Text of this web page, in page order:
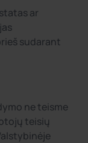
ar
sudarant
ne teisme
teisių